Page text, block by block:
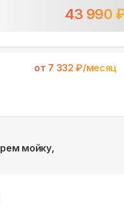
43 990
от 7 332 ₽/месяц
мойку,